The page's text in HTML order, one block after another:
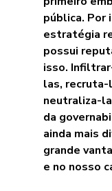
pública. Por
estratégia
possui
isso.
las, recruta-
neutraliza-
da
ainda mais
grande
e no nosso